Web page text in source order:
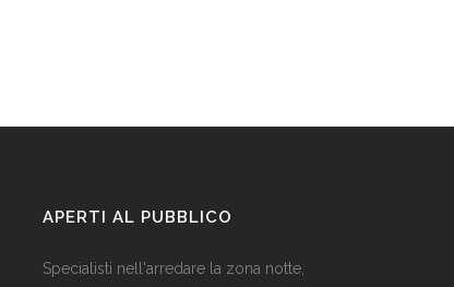
APERTI AL PUBBLICO
Specialisti nell'arredare la zona notte,